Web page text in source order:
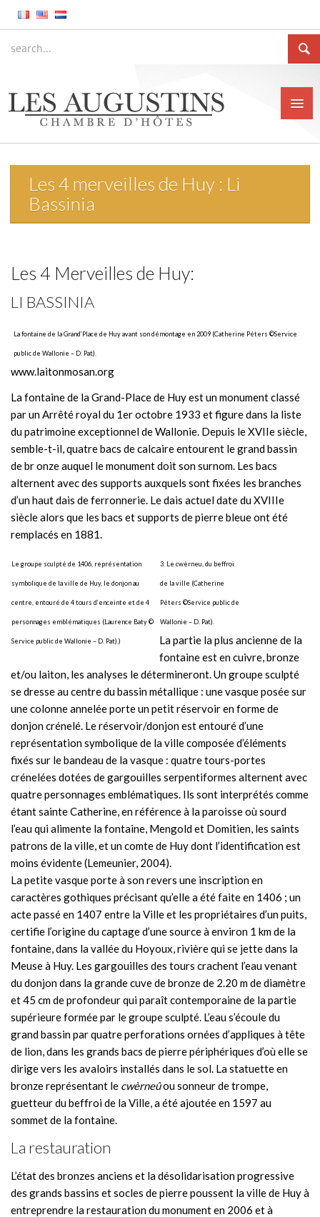
Accueil
La Chambre d’hôtes
La ville de Huy
Tarifs
Contact
Les 4 merveilles de Huy : Li
Bassinia
Les 4 Merveilles de Huy:
LI BASSINIA
La fontaine de la Grand’Place de Huy avant son démontage en 2009 (Catherine Péters ©Service
public de Wallonie – D. Pat).
www.laitonmosan.org
La fontaine de la Grand-Place de Huy est un monument classé
par un Arrêté royal du 1er octobre 1933 et figure dans la liste
du patrimoine exceptionnel de Wallonie. Depuis le XVIIe siècle,
semble-t-il, quatre bacs de calcaire entourent le grand bassin
de br onze auquel le monument doit son surnom. Les bacs
alternent avec des supports auxquels sont fixées les branches
d’un haut dais de ferronnerie. Le dais actuel date du XVIIIe
siècle alors que les bacs et supports de pierre bleue ont été
remplacés en 1881.
Le groupe sculpté de 1406, représentation
symbolique de la ville de Huy, le donjon au
centre, entouré de 4 tours d’enceinte et de 4
personnages emblématiques (Laurence Baty ©
Service public de Wallonie – D. Pat).)
3. Le cwèrneu, du beffroi
de la ville (Catherine
Péters ©Service public de
Wallonie – D. Pat).
La partie la plus ancienne de la
fontaine est en cuivre, bronze
et/ou laiton, les analyses le détermineront. Un groupe sculpté
se dresse au centre du bassin métallique : une vasque posée sur
une colonne annelée porte un petit réservoir en forme de
donjon crénelé. Le réservoir/donjon est entouré d’une
représentation symbolique de la ville composée d’éléments
fixés sur le bandeau de la vasque : quatre tours-portes
crénelées dotées de gargouilles serpentiformes alternent avec
quatre personnages emblématiques. Ils sont interprétés comme
étant sainte Catherine, en référence à la paroisse où sourd
l’eau qui alimente la fontaine, Mengold et Domitien, les saints
patrons de la ville, et un comte de Huy dont l’identification est
moins évidente (Lemeunier, 2004).
La petite vasque porte à son revers une inscription en
caractères gothiques précisant qu’elle a été faite en 1406 ; un
acte passé en 1407 entre la Ville et les propriétaires d’un puits,
certifie l’origine du captage d’une source à environ 1 km de la
fontaine, dans la vallée du Hoyoux, rivière qui se jette dans la
Meuse à Huy. Les gargouilles des tours crachent l’eau venant
du donjon dans la grande cuve de bronze de 2.20 m de diamètre
et 45 cm de profondeur qui paraît contemporaine de la partie
supérieure formée par le groupe sculpté. L’eau s’écoule du
grand bassin par quatre perforations ornées d’appliques à tête
de lion, dans les grands bacs de pierre périphériques d’où elle se
dirige vers les avaloirs installés dans le sol. La statuette en
bronze représentant le cwèrneûou sonneur de trompe,
guetteur du beffroi de la Ville, a été ajoutée en 1597 au
sommet de la fontaine.
La restauration
L’état des bronzes anciens et la désolidarisation progressive
des grands bassins et socles de pierre poussent la ville de Huy à
entreprendre la restauration du monument en 2006 et à